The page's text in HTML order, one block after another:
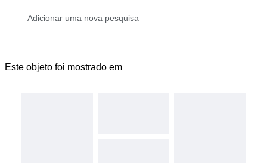
Este objeto foi mostrado em